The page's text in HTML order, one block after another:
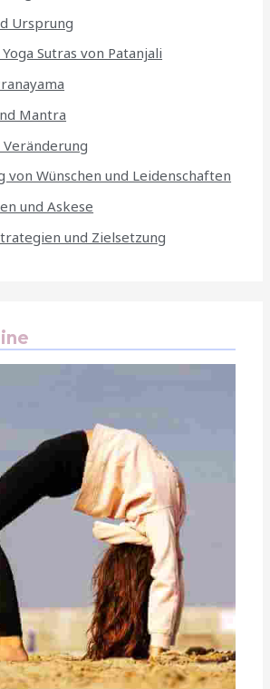
Ursprung
Sutras von Patanjali
Mantra
von Wünschen und Leidenschaften
und Askese
und Zielsetzung